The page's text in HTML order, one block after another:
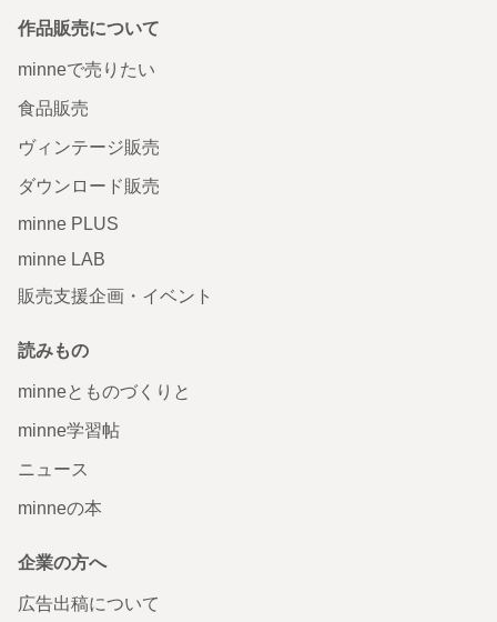
作品販売について
minneで売りたい
食品販売
ヴィンテージ販売
ダウンロード販売
minne PLUS
minne LAB
販売支援企画・イベント
読みもの
minneとものづくりと
minne学習帖
ニュース
minneの本
企業の方へ
広告出稿について